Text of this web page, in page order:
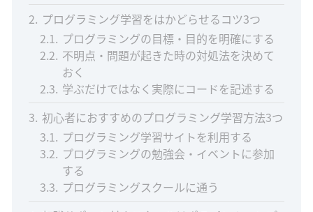
2 プログラミング学習をはかどらせるコツ3つ
2.1 プログラミングの目標・目的を明確にする
2.2 不明点・問題が起きた時の対処法を決めて
おく
2.3 学ぶだけではなく実際にコードを記述する
3 初心者におすすめのプログラミング学習方法3つ
3.1 プログラミング学習サイトを利用する
3.2 プログラミングの勉強会・イベントに参加
する
3.3 プログラミングスクールに通う